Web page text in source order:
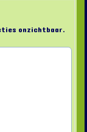
onzichtbaar.